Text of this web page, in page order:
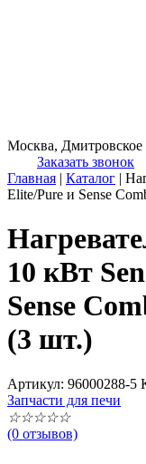
Москва,
Заказать звонок
Главная | Каталог |
Elite/Pure и Sense
10 кВт
Sense
(3 шт.)
Артикул: 96000288-5
Запчасти для печи
☆☆☆☆☆
(0 отзывов)